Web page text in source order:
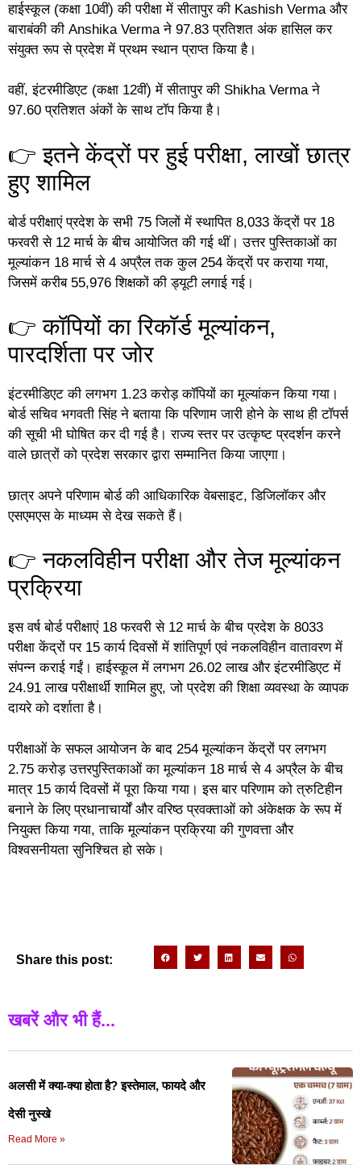
हाईस्कूल (कक्षा 10वीं) की परीक्षा में सीतापुर की Kashish Verma और
बाराबंकी की Anshika Verma ने 97.83 प्रतिशत अंक हासिल कर
संयुक्त रूप से प्रदेश में प्रथम स्थान प्राप्त किया है।
वहीं, इंटरमीडिएट (कक्षा 12वीं) में सीतापुर की Shikha Verma ने
97.60 प्रतिशत अंकों के साथ टॉप किया है।
👉 इतने केंद्रों पर हुई परीक्षा, लाखों छात्र
हुए शामिल
बोर्ड परीक्षाएं प्रदेश के सभी 75 जिलों में स्थापित 8,033 केंद्रों पर 18
फरवरी से 12 मार्च के बीच आयोजित की गई थीं। उत्तर पुस्तिकाओं का
मूल्यांकन 18 मार्च से 4 अप्रैल तक कुल 254 केंद्रों पर कराया गया,
जिसमें करीब 55,976 शिक्षकों की ड्यूटी लगाई गई।
👉 कॉपियों का रिकॉर्ड मूल्यांकन,
पारदर्शिता पर जोर
इंटरमीडिएट की लगभग 1.23 करोड़ कॉपियों का मूल्यांकन किया गया।
बोर्ड सचिव भगवती सिंह ने बताया कि परिणाम जारी होने के साथ ही टॉपर्स
की सूची भी घोषित कर दी गई है। राज्य स्तर पर उत्कृष्ट प्रदर्शन करने
वाले छात्रों को प्रदेश सरकार द्वारा सम्मानित किया जाएगा।
छात्र अपने परिणाम बोर्ड की आधिकारिक वेबसाइट, डिजिलॉकर और
एसएमएस के माध्यम से देख सकते हैं।
👉 नकलविहीन परीक्षा और तेज मूल्यांकन
प्रक्रिया
इस वर्ष बोर्ड परीक्षाएं 18 फरवरी से 12 मार्च के बीच प्रदेश के 8033
परीक्षा केंद्रों पर 15 कार्य दिवसों में शांतिपूर्ण एवं नकलविहीन वातावरण में
संपन्न कराई गईं। हाईस्कूल में लगभग 26.02 लाख और इंटरमीडिएट में
24.91 लाख परीक्षार्थी शामिल हुए, जो प्रदेश की शिक्षा व्यवस्था के व्यापक
दायरे को दर्शाता है।
परीक्षाओं के सफल आयोजन के बाद 254 मूल्यांकन केंद्रों पर लगभग
2.75 करोड़ उत्तरपुस्तिकाओं का मूल्यांकन 18 मार्च से 4 अप्रैल के बीच
मात्र 15 कार्य दिवसों में पूरा किया गया। इस बार परिणाम को त्रुटिहीन
बनाने के लिए प्रधानाचार्यों और वरिष्ठ प्रवक्ताओं को अंकेक्षक के रूप में
नियुक्त किया गया, ताकि मूल्यांकन प्रक्रिया की गुणवत्ता और
विश्वसनीयता सुनिश्चित हो सके।
Share this post:
खबरें और भी हैं...
अलसी में क्या-क्या होता है? इस्तेमाल, फायदे और
देसी नुस्खे
Read More »